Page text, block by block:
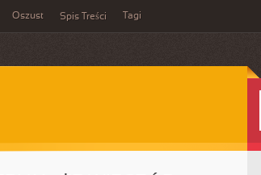
Oszust Spis Treści Tagi